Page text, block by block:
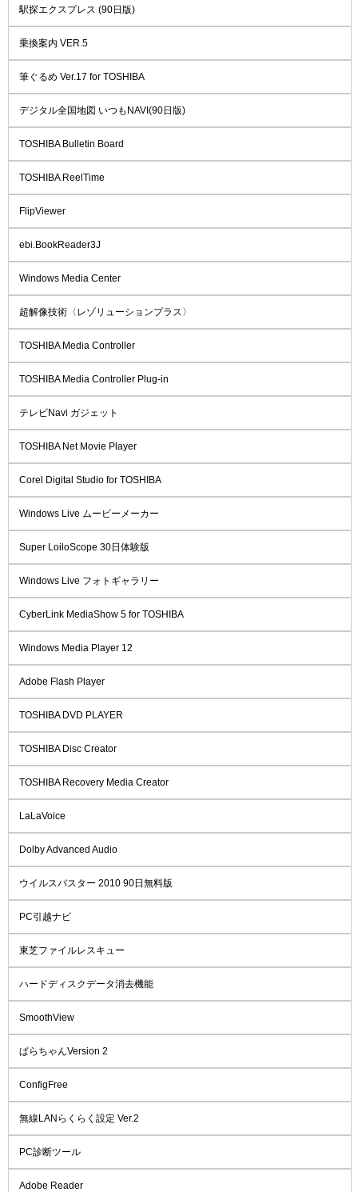
駅探エクスプレス (90日版)
乗換案内 VER.5
筆ぐるめ Ver.17 for TOSHIBA
デジタル全国地図 いつもNAVI(90日版)
TOSHIBA Bulletin Board
TOSHIBA ReelTime
FlipViewer
ebi.BookReader3J
Windows Media Center
超解像技術〈レゾリューションプラス〉
TOSHIBA Media Controller
TOSHIBA Media Controller Plug-in
テレビNavi ガジェット
TOSHIBA Net Movie Player
Corel Digital Studio for TOSHIBA
Windows Live ムービーメーカー
Super LoiloScope 30日体験版
Windows Live フォトギャラリー
CyberLink MediaShow 5 for TOSHIBA
Windows Media Player 12
Adobe Flash Player
TOSHIBA DVD PLAYER
TOSHIBA Disc Creator
TOSHIBA Recovery Media Creator
LaLaVoice
Dolby Advanced Audio
ウイルスバスター 2010 90日無料版
PC引越ナビ
東芝ファイルレスキュー
ハードディスクデータ消去機能
SmoothView
ぱらちゃんVersion 2
ConfigFree
無線LANらくらく設定 Ver.2
PC診断ツール
Adobe Reader